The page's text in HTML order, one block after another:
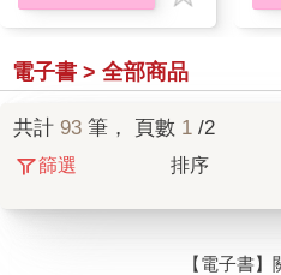
電子書 > 全部商品
共計 93 筆， 頁數 1 /2
篩選 排序
【電子書